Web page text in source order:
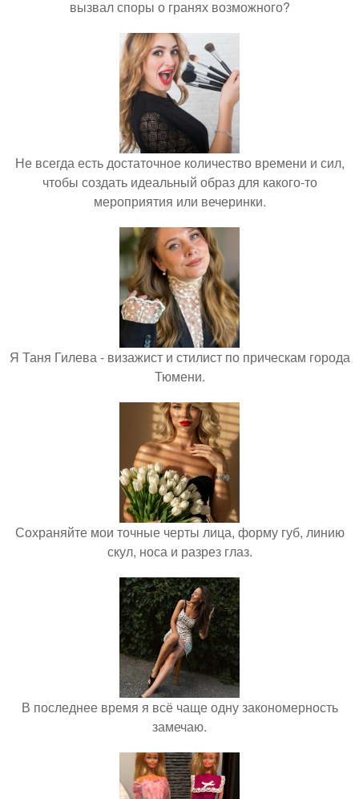
вызвал споры о гранях возможного?
Не всегда есть достаточное количество времени и сил,
чтобы создать идеальный образ для какого-то
мероприятия или вечеринки.
Я Таня Гилева - визажист и стилист по прическам города
Тюмени.
Сохраняйте мои точные черты лица, форму губ, линию
скул, носа и разрез глаз.
В последнее время я всё чаще одну закономерность
замечаю.